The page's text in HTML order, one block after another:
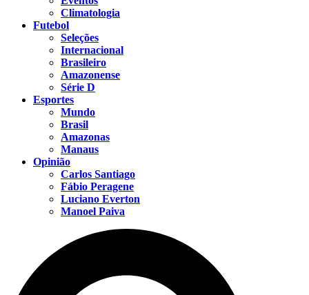
Climatologia
Futebol
Seleções
Internacional
Brasileiro
Amazonense
Série D
Esportes
Mundo
Brasil
Amazonas
Manaus
Opinião
Carlos Santiago
Fábio Peragene
Luciano Everton
Manoel Paiva